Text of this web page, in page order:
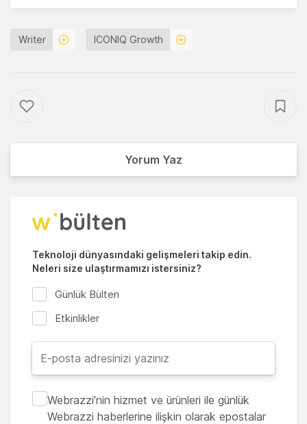
Writer ICONIQ Growth
Yorum Yaz
Teknoloji dünyasındaki gelişmeleri takip edin.
Neleri size ulaştırmamızı istersiniz?
Günlük Bülten
Etkinlikler
Webrazzi'nin hizmet ve ürünleri ile günlük
Webrazzi haberlerine ilişkin olarak epostalar